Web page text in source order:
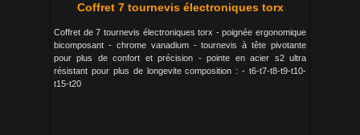
Coffret 7 tournevis électroniques torx
Coffret de 7 tournevis électroniques torx - poignée ergonomique
bicomposant - chrome vanadium - tournevis à tête pivotante
pour plus de confort et précision - pointe en acier s2 ultra
résistant pour plus de longevite composition : - t6-t7-t8-t9-t10-
t15-t20